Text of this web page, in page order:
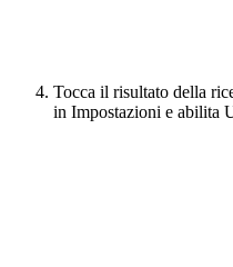
Tocca il risultato della
in Impostazioni e abilita